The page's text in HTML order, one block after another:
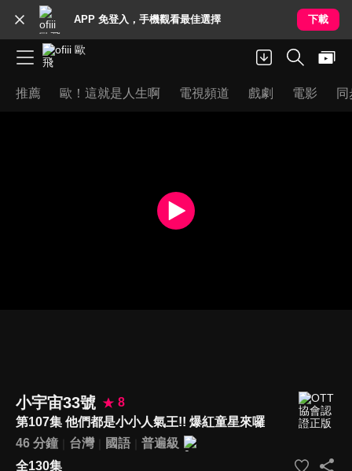
APP 免登入，手機觀看最佳選擇 下載
推薦 歐！這就是人生啊 電視頻道 戲劇 電影
小宇宙33號
8
第107集 他們都是小小人氣王!! 爆紅童星來囉
46 分鐘
台灣 國語
普遍級
全130集